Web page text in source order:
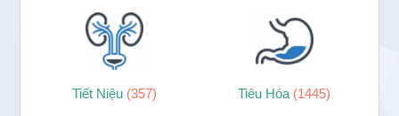
Tiết Niệu (357) Tiêu Hóa (1445)